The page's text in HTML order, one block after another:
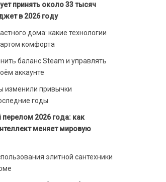
принять около 33 тысяч
в 2026 году
дома: какие технологии
комфорта
баланс Steam и управлять
аккаунте
изменили привычки
годы
перелом 2026 года: как
меняет мировую
элитной сантехники